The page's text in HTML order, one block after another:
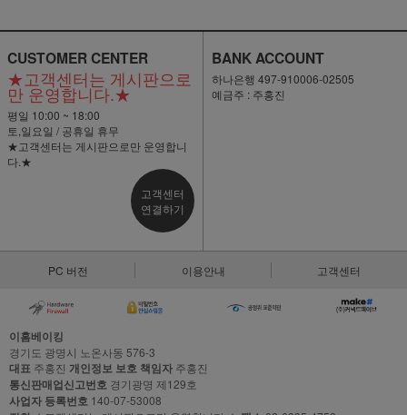
CUSTOMER CENTER
★고객센터는 게시판으로
만 운영합니다.★
평일 10:00 ~ 18:00
토,일요일 / 공휴일 휴무
★고객센터는 게시판으로만 운영합니
다.★
고객센터
연결하기
BANK ACCOUNT
하나은행 497-910006-02505
예금주 : 주홍진
PC 버전 이용안내 고객센터
이홈베이킹
경기도 광명시 노온사동 576-3
대표 주홍진 개인정보 보호 책임자 주홍진
통신판매업신고번호 경기광명 제129호
사업자 등록번호 140-07-53008